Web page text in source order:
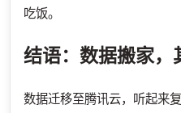
吃饭。
结语：数据搬家，
数据迁移至腾讯云，听起来